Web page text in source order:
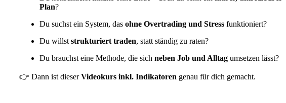
Plan?
Du suchst ein System, das ohne Overtrading und Stress funktioniert?
Du willst strukturiert traden, statt ständig zu raten?
Du brauchst eine Methode, die sich neben Job und Alltag umsetzen lässt?
👉 Dann ist dieserVideokurs inkl. Indikatoren genau für dich gemacht.